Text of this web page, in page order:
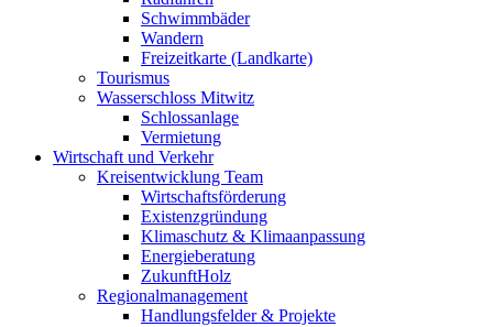
Schwimmbäder
Wandern
Freizeitkarte (Landkarte)
Tourismus
Wasserschloss Mitwitz
Schlossanlage
Vermietung
Wirtschaft und Verkehr
Kreisentwicklung Team
Wirtschaftsförderung
Existenzgründung
Klimaschutz & Klimaanpassung
Energieberatung
ZukunftHolz
Regionalmanagement
Handlungsfelder & Projekte